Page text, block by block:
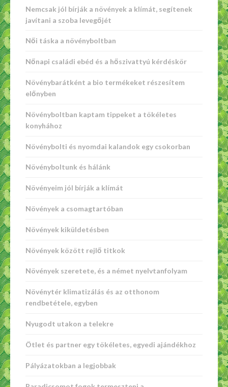
Nemcsak jól bírják a növények a klímát, segítenek
javítani a szoba levegőjét
Női táska a növényboltban
Nőnapi családi ebéd és a hőszivattyú kérdéskör
Növénybarátként a bio termékeket részesítem
előnyben
Növényboltban kaptam tippeket a tökéletes
konyhához
Növénybolti és nyomdai kalandok egy csokorban
Növényboltunk és hálánk
Növényeim jól bírják a klímát
Növények a csomagtartóban
Növények kiküldetésben
Növények között rejlő titkok
Növények szeretete, és a német nyelvtanfolyam
Növénytér klimatizálás és az otthonom
rendbetétele, egyben
Nyugodt utakon a telekre
Ötlet és partner egy tökéletes, egyedi ajándékhoz
Pályázatokban a legjobbak